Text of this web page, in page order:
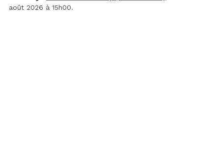
août 2026 à 15h00.